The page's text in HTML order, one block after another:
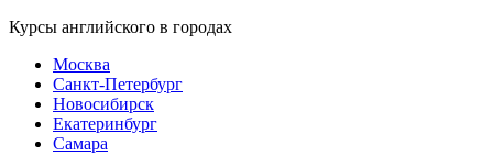
Курсы английского в городах
Москва
Санкт-Петербург
Новосибирск
Екатеринбург
Самара